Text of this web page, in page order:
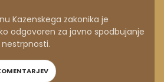
Kazenskega zakonika je
odgovoren za javno spodbujanje